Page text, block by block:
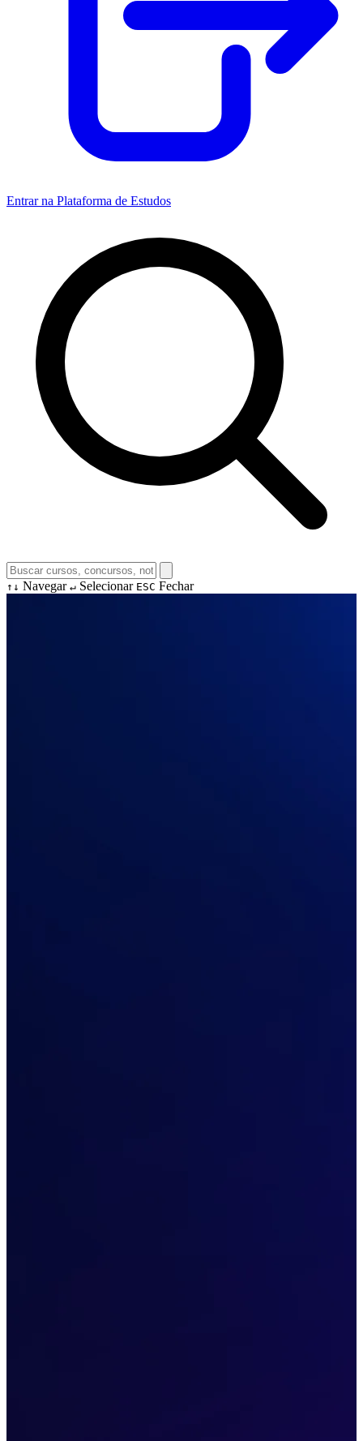
Entrar na Plataforma de Estudos
↑↓ Navegar ↵ Selecionar ESC Fechar